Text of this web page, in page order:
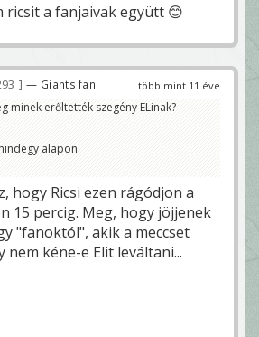
ricsit a fanjaivak együtt 😊
több mint 11 éve
— Giants fan
minek erőltették szegény ELinak?
alapon.
hogy Ricsi ezen rágódjon a
15 percig. Meg, hogy jöjjenek
"fanoktól", akik a meccset
nem kéne-e Elit leváltani...